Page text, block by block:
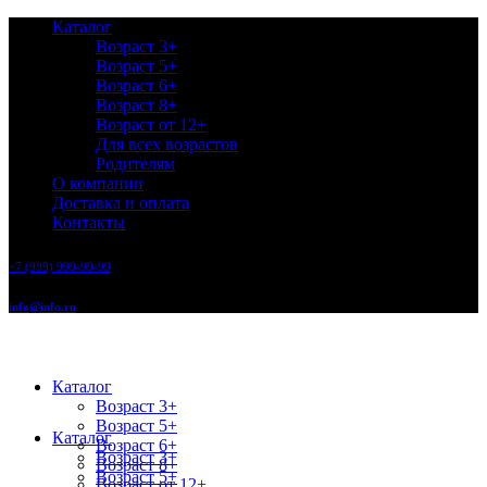
Каталог
Возраст 3+
Возраст 5+
Возраст 6+
Возраст 8+
Возраст от 12+
Для всех возрастов
Родителям
О компании
Доставка и оплата
Контакты
+7 (999) 999-99-99
info@info.ru
Каталог
Возраст 3+
Возраст 5+
Возраст 6+
Возраст 8+
Каталог
Возраст 3+
Возраст 5+